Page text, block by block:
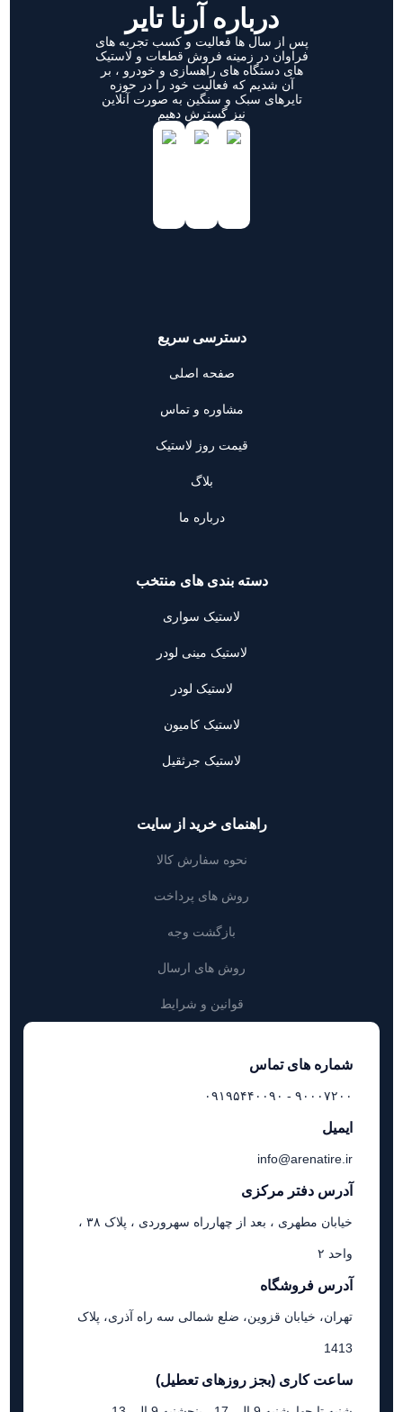
درباره آرنا تایر
پس از سال ها فعالیت و کسب تجربه های
فراوان در زمینه فروش قطعات و لاستیک
های دستگاه های راهسازی و خودرو ، بر
آن شدیم که فعالیت خود را در حوزه
تایرهای سبک و سنگین به صورت آنلاین
نیز گسترش دهیم
دسترسی سریع
صفحه اصلی
مشاوره و تماس
قیمت روز لاستیک
بلاگ
درباره ما
دسته بندی های منتخب
لاستیک سواری
لاستیک مینی لودر
لاستیک لودر
لاستیک کامیون
لاستیک جرثقیل
راهنمای خرید از سایت
نحوه سفارش کالا
روش های پرداخت
بازگشت وجه
روش های ارسال
قوانین و شرایط
شماره های تماس
۹۰۰۰۷۲۰۰ - ۰۹۱۹۵۴۴۰۰۹۰
ایمیل
info@arenatire.ir
آدرس دفتر مرکزی
خیابان مطهری ، بعد از چهارراه سهروردی ، پلاک ۳۸ ،
واحد ۲
آدرس فروشگاه
تهران، خیابان قزوین، ضلع شمالی سه راه آذری، پلاک
1413
ساعت کاری (بجز روزهای تعطیل)